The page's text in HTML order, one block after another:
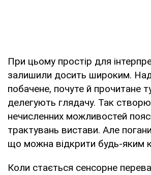
При цьому простір для
залишили досить широким.
побачене, почуте й прочитане
делегують глядачу. Так
нечисленних можливостей
трактувань вистави. Але
що можна відкрити будь-яким
Коли стається сенсорне